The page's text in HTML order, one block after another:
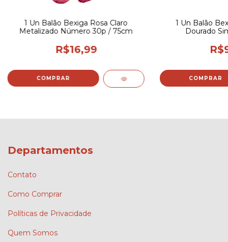
1 Un Balão Bexiga Rosa Claro
Metalizado Número 30p / 75cm
R$16,99
COMPRAR
1 Un Balão
Dourado
COMPRAR
Departamentos
Contato
Como Comprar
Políticas de Privacidade
Quem Somos